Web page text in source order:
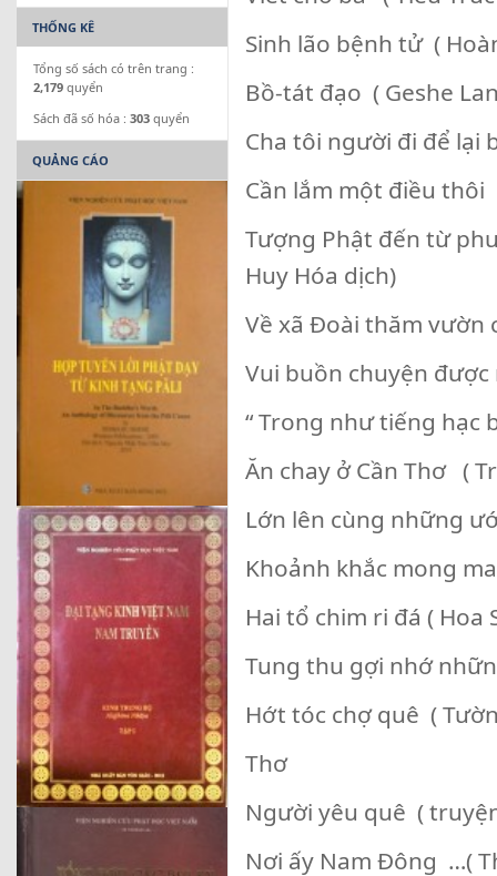
Sinh lão bệnh tử (
Bồ-tát đạo ( Geshe
Cha tôi người đi để lại
Cần lắm một điều thôi
Tượng Phật đến từ
Huy Hóa dịch)
Về xã Đoài thăm vườn
Vui buồn chuyện
“ Trong như tiếng
Ăn chay ở Cần Thơ (
Lớn lên cùng những
Khoảnh khắc mong
Hai tổ chim ri đá ( Hoa
Tung thu gợi nhớ
Hớt tóc chợ quê (
Thơ
Người yêu quê (
Nơi ấy Nam Đông …(
THỐNG KÊ
Tổng số sách có trên trang :
2,179 quyển
Sách đã số hóa : 303 quyển
QUẢNG CÁO